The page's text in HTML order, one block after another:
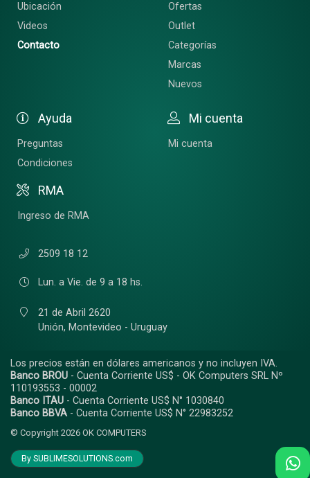
Ubicación
Videos
Contacto
Ofertas
Outlet
Categorías
Marcas
Nuevos
Ayuda
Preguntas
Condiciones
RMA
Ingreso de RMA
Mi cuenta
Mi cuenta
2509 18 12
Lun. a Vie. de 9 a 18 hs.
21 de Abril 2620
Unión, Montevideo - Uruguay
Los precios están en dólares americanos y no incluyen IVA.
Banco BROU - Cuenta Corriente US$ - OK Computers SRL Nº
110193553 - 00002
Banco ITAU - Cuenta Corriente US$ N° 1030840
Banco BBVA - Cuenta Corriente US$ N° 22983252
© Copyright 2026 OK COMPUTERS
By SUBLIMESOLUTIONS.com